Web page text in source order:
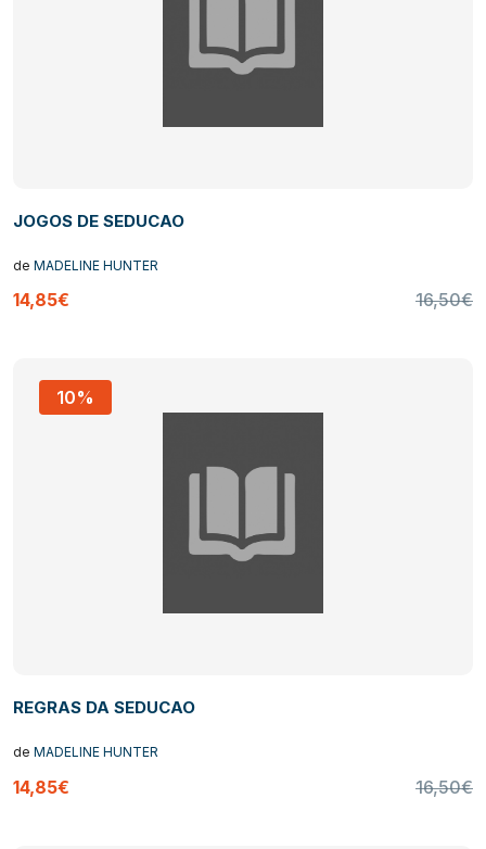
JOGOS DE SEDUCAO
de MADELINE HUNTER
14,85€ 16,50€
10%
REGRAS DA SEDUCAO
de MADELINE HUNTER
14,85€ 16,50€